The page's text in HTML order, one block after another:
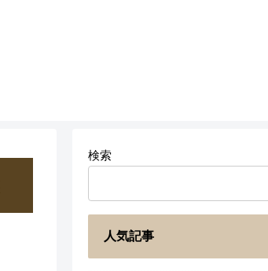
検索
人気記事